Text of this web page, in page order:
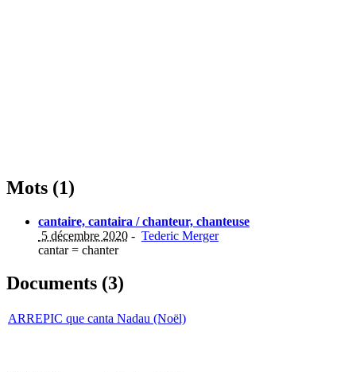
Mots (1)
cantaire, cantaira / chanteur, chanteuse
5 décembre 2020 - Tederic Merger
cantar = chanter
Documents (3)
ARREPIC que canta Nadau (Noël)